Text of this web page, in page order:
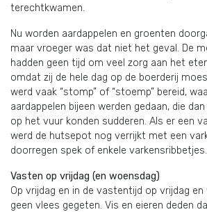
terechtkwamen.
Nu worden aardappelen en groenten
maar vroeger was dat niet het geval. De
hadden geen tijd om veel zorg aan het
omdat zij de hele dag op de boerderij
werd vaak “stomp” of “stoemp” bereid,
aardappelen bijeen werden gedaan, die
op het vuur konden sudderen. Als er een
werd de hutsepot nog verrijkt met een
doorregen spek of enkele varkensribbetjes.
Vasten op vrijdag (en woensdag)
Op vrijdag en in de vastentijd op vrijdag
geen vlees gegeten. Vis en eieren deden